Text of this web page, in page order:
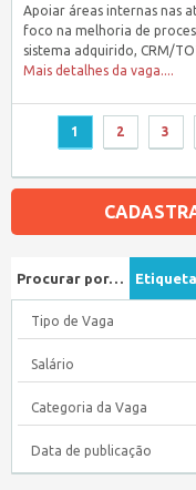
Apoiar áreas internas nas
foco na melhoria de
sistema adquirido, CRM/
Mais detalhes da vaga....
1 2 3
Procurar por…
Tipo de Vaga
Salário
Categoria da Vaga
Data de publicação